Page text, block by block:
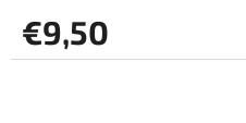
€9,50